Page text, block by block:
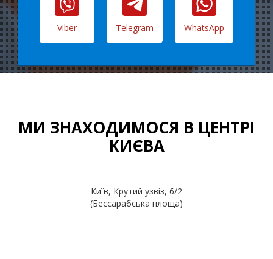
Viber Telegram WhatsApp
МИ ЗНАХОДИМОСЯ В ЦЕНТРІ
КИЄВА
Київ, Крутий узвіз, 6/2
(Бессарабська площа)